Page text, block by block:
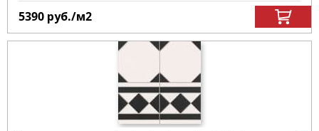
5390 руб./м2